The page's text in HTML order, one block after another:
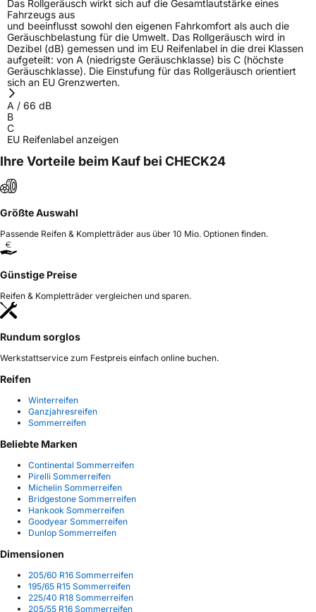
Das Rollgeräusch wirkt sich auf die Gesamtlautstärke eines
Fahrzeugs aus
und beeinflusst sowohl den eigenen Fahrkomfort als auch die
Geräuschbelastung für die Umwelt. Das Rollgeräusch wird in
Dezibel (dB) gemessen und im EU Reifenlabel in die drei Klassen
aufgeteilt: von A (niedrigste Geräuschklasse) bis C (höchste
Geräuschklasse). Die Einstufung für das Rollgeräusch orientiert
sich an EU Grenzwerten.
A / 66 dB
B
C
EU Reifenlabel anzeigen
Ihre Vorteile beim Kauf bei CHECK24
Größte Auswahl
Passende Reifen & Kompletträder aus über 10 Mio. Optionen finden.
Günstige Preise
Reifen & Kompletträder vergleichen und sparen.
Rundum sorglos
Werkstattservice zum Festpreis einfach online buchen.
Reifen
Winterreifen
Ganzjahresreifen
Sommerreifen
Beliebte Marken
Continental Sommerreifen
Pirelli Sommerreifen
Michelin Sommerreifen
Bridgestone Sommerreifen
Hankook Sommerreifen
Goodyear Sommerreifen
Dunlop Sommerreifen
Dimensionen
205/60 R16 Sommerreifen
195/65 R15 Sommerreifen
225/40 R18 Sommerreifen
205/55 R16 Sommerreifen